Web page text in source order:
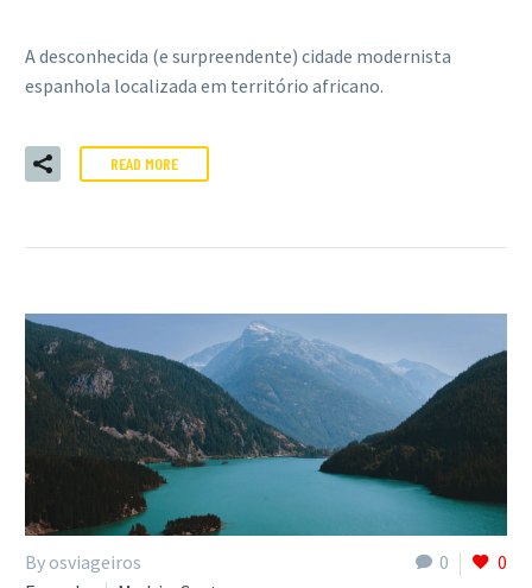
A desconhecida (e surpreendente) cidade modernista
espanhola localizada em território africano.
READ MORE
0 0
By osviageiros